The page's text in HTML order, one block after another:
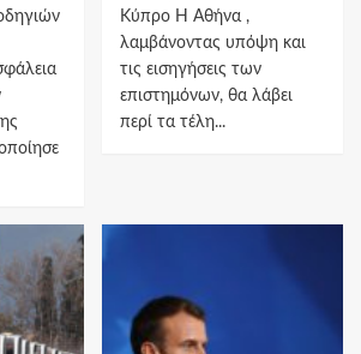
Κύπρο Η Αθήνα ,
λαμβάνοντας υπόψη και
τις εισηγήσεις των
επιστημόνων, θα λάβει
περί τα τέλη...